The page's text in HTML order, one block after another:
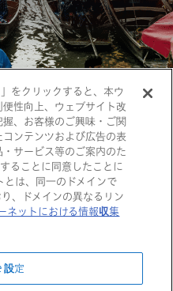
イバシーポリシー
針サイトマップ
をクリックすると、本ウ
性向上、ウェブサイト改
、お客様のご興味・ご関
ンテンツおよび広告の表
サービス等のご案内のた
ることに同意したことに
とは、同一のドメインで
、ドメインの異なるリン
ネットにおける情報収集
設定